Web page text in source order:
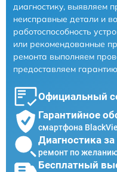
диагностику, выявляем
неисправные детали и
работоспособность
или рекомендованные
ремонта выполняем
предоставляем
Официальный
Гарантийное
смартфона
Диагностика
ремонт по
Бесплатный